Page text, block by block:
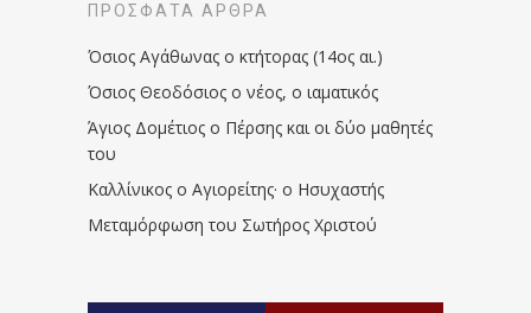
ΠΡΌΣΦΑΤΑ ΆΡΘΡΑ
Όσιος Αγάθωνας ο κτήτορας (14ος αι.)
Όσιος Θεοδόσιος ο νέος, ο ιαματικός
Άγιος Δομέτιος ο Πέρσης και οι δύο μαθητές
του
Καλλίνικος ο Αγιορείτης · ο Ησυχαστής
Μεταμόρφωση του Σωτήρος Χριστού